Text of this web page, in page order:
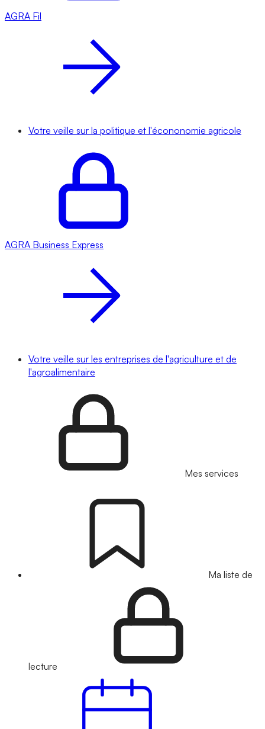
AGRA Fil
Votre veille sur la politique et l'écononomie agricole
AGRA Business Express
Votre veille sur les entreprises de l'agriculture et de
l'agroalimentaire
Mes services
Ma liste de
lecture